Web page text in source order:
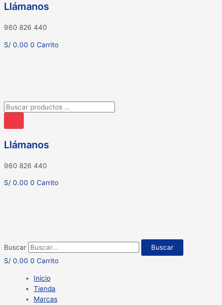
Llámanos
960 826 440
S/ 0.00 0 Carrito
Búsqueda
productos
Llámanos
960 826 440
S/ 0.00 0 Carrito
Buscar
Buscar
S/ 0.00 0 Carrito
Inicio
Tienda
Marcas